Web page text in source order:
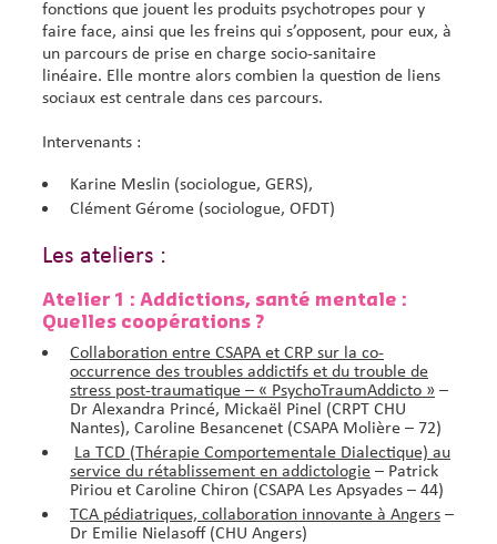
fonctions que jouent les produits psychotropes pour y
faire face, ainsi que les freins qui s’opposent, pour eux, à
un parcours de prise en charge socio-sanitaire
linéaire. Elle montre alors combien la question de liens
sociaux est centrale dans ces parcours.
Intervenants :
Karine Meslin (sociologue, GERS),
Clément Gérome (sociologue, OFDT)
Les ateliers :
Atelier 1 : Addictions, santé mentale :
Quelles coopérations ?
Collaboration entre CSAPA et CRP sur la co-
occurrence des troubles addictifs et du trouble de
stress post-traumatique – « PsychoTraumAddicto » –
Dr Alexandra Princé, Mickaël Pinel (CRPT CHU
Nantes), Caroline Besancenet (CSAPA Molière – 72)
La TCD (Thérapie Comportementale Dialectique) au
service du rétablissement en addictologie – Patrick
Piriou et Caroline Chiron (CSAPA Les Apsyades – 44)
TCA pédiatriques, collaboration innovante à Angers –
Dr Emilie Nielasoff (CHU Angers)